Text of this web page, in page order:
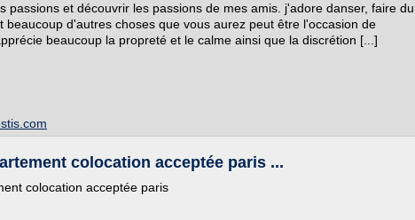
passions et découvrir les passions de mes amis. j'adore danser, faire du
beaucoup d'autres choses que vous aurez peut être l'occasion de
beaucoup la propreté et le calme ainsi que la discrétion [...]
colocation acceptée paris ...
colocation acceptée paris